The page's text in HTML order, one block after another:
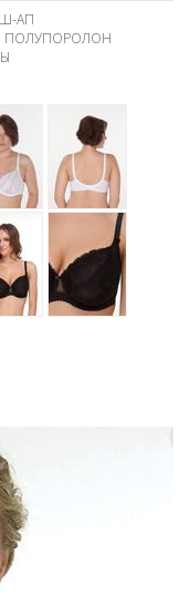
АП
ПОЛУПОРОЛОН